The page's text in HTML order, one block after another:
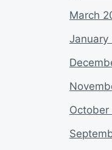
March
January
October